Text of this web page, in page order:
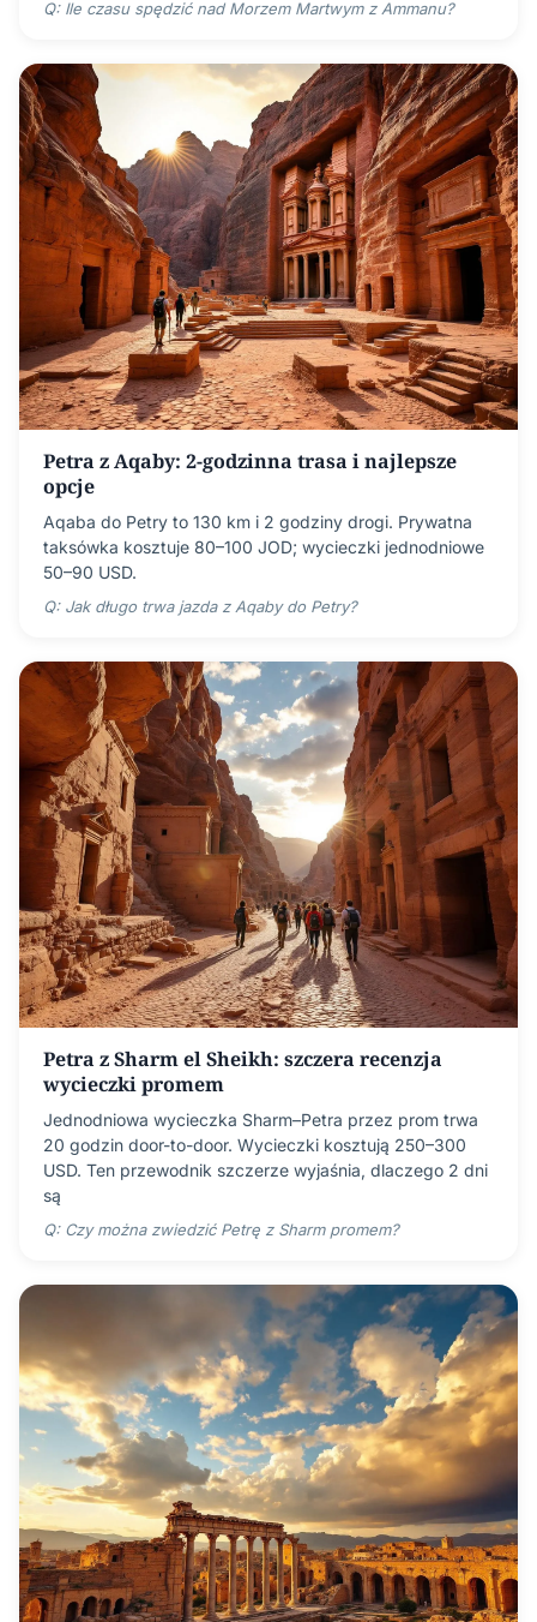
Q: Ile czasu spędzić nad Morzem Martwym z Ammanu?
Petra z Aqaby: 2-godzinna trasa i najlepsze
opcje
Aqaba do Petry to 130 km i 2 godziny drogi. Prywatna
taksówka kosztuje 80–100 JOD; wycieczki jednodniowe
50–90 USD.
Q: Jak długo trwa jazda z Aqaby do Petry?
Petra z Sharm el Sheikh: szczera recenzja
wycieczki promem
Jednodniowa wycieczka Sharm–Petra przez prom trwa
20 godzin door-to-door. Wycieczki kosztują 250–300
USD. Ten przewodnik szczerze wyjaśnia, dlaczego 2 dni
są
Q: Czy można zwiedzić Petrę z Sharm promem?